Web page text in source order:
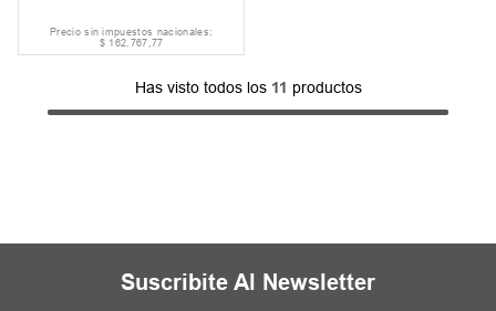
Precio sin impuestos nacionales:
$ 162.767,77
Has visto todos los 11 productos
Suscribite Al Newsletter